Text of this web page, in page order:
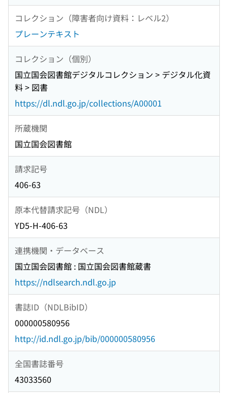
コレクション（障害者向け資料：レベル2）
プレーンテキスト
コレクション（個別）
国立国会図書館デジタルコレクション > デジタル化資
料 > 図書
https://dl.ndl.go.jp/collections/A00001
所蔵機関
国立国会図書館
請求記号
406-63
原本代替請求記号（NDL）
YD5-H-406-63
連携機関・データベース
国立国会図書館 : 国立国会図書館蔵書
https://ndlsearch.ndl.go.jp
書誌ID（NDLBibID）
000000580956
http://id.ndl.go.jp/bib/000000580956
全国書誌番号
43033560